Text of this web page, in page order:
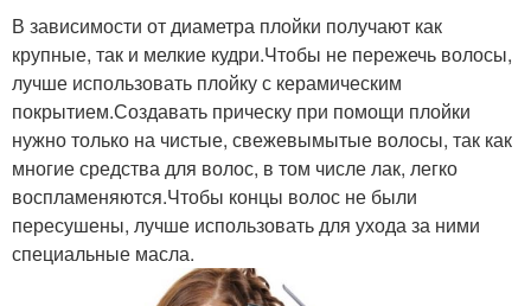
В зависимости от диаметра плойки получают как
крупные, так и мелкие кудри.Чтобы не пережечь волосы,
лучше использовать плойку с керамическим
покрытием.Создавать прическу при помощи плойки
нужно только на чистые, свежевымытые волосы, так как
многие средства для волос, в том числе лак, легко
воспламеняются.Чтобы концы волос не были
пересушены, лучше использовать для ухода за ними
специальные масла.